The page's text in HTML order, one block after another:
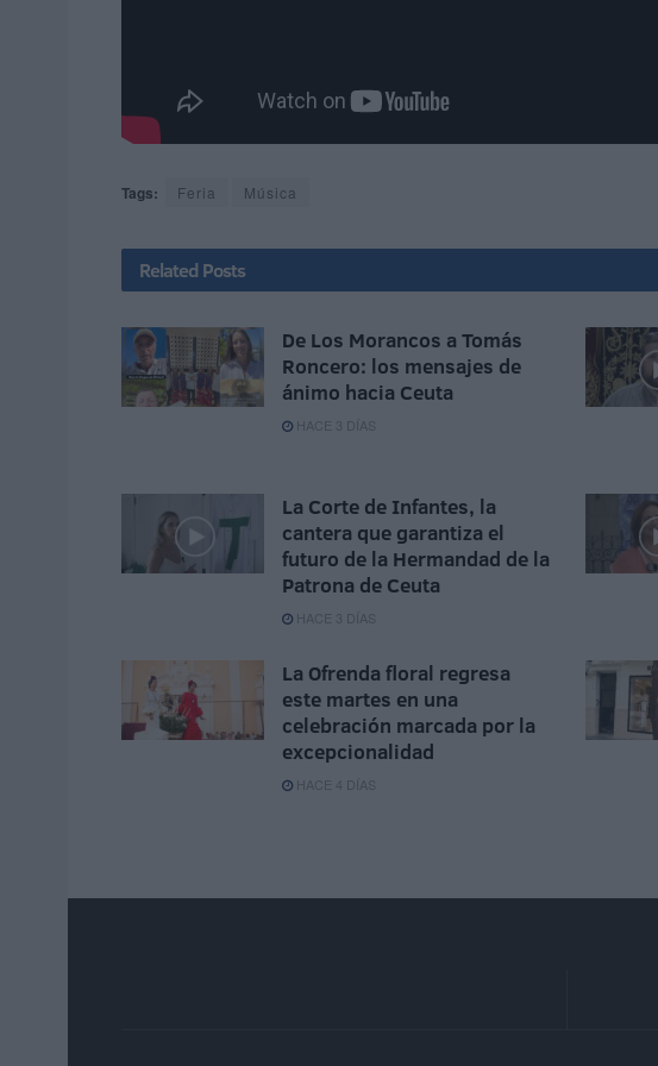
Tags: Feria Música
Related Posts
De Los Morancos a Tomás
Roncero: los mensajes de
ánimo hacia Ceuta
HACE 3 DÍAS
La Corte de Infantes, la
cantera que garantiza el
futuro de la Hermandad de la
Patrona de Ceuta
HACE 3 DÍAS
La Ofrenda floral regresa
este martes en una
celebración marcada por la
excepcionalidad
HACE 4 DÍAS